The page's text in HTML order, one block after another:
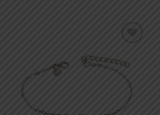
önskelistan!